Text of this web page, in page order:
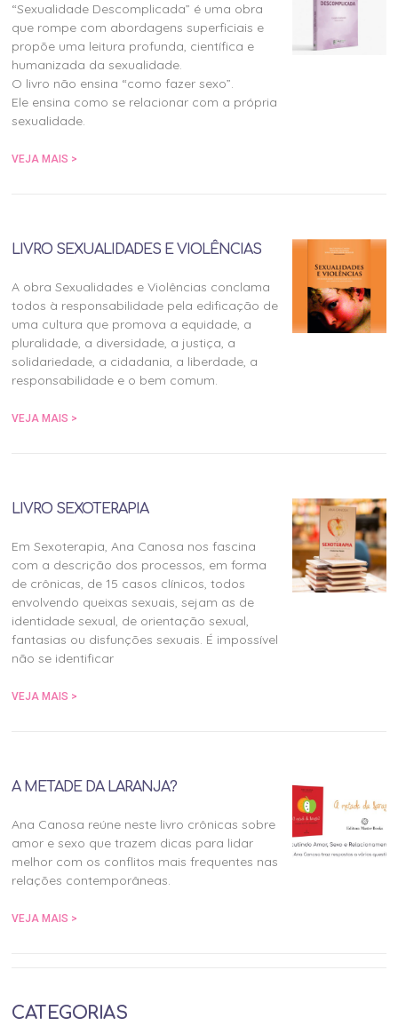
“Sexualidade Descomplicada” é uma obra
que rompe com abordagens superficiais e
propõe uma leitura profunda, científica e
humanizada da sexualidade.
O livro não ensina “como fazer sexo”.
Ele ensina como se relacionar com a própria
sexualidade.
VEJA MAIS >
LIVRO SEXUALIDADES E VIOLÊNCIAS
A obra Sexualidades e Violências conclama
todos à responsabilidade pela edificação de
uma cultura que promova a equidade, a
pluralidade, a diversidade, a justiça, a
solidariedade, a cidadania, a liberdade, a
responsabilidade e o bem comum.
VEJA MAIS >
LIVRO SEXOTERAPIA
Em Sexoterapia, Ana Canosa nos fascina
com a descrição dos processos, em forma
de crônicas, de 15 casos clínicos, todos
envolvendo queixas sexuais, sejam as de
identidade sexual, de orientação sexual,
fantasias ou disfunções sexuais. É impossível
não se identificar
VEJA MAIS >
A METADE DA LARANJA?
Ana Canosa reúne neste livro crônicas sobre
amor e sexo que trazem dicas para lidar
melhor com os conflitos mais frequentes nas
relações contemporâneas.
VEJA MAIS >
CATEGORIAS